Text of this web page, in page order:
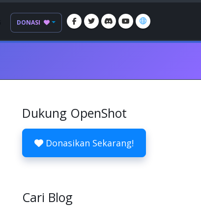
DONASI
Dukung OpenShot
Donasikan Sekarang!
Cari Blog